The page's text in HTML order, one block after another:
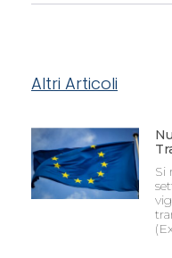
Altri Articoli
Si